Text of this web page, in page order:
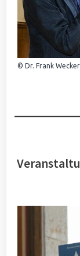
© Dr. Frank Wecker